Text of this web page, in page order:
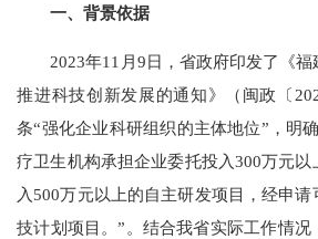
一、背景依据
2023年11月9日，省政府印发了《福
推进科技创新发展的通知》（闽政〔
条“强化企业科研组织的主体地位”，明
疗卫生机构承担企业委托投入300万元
入500万元以上的自主研发项目，经申
技计划项目。”。结合我省实际工作情况